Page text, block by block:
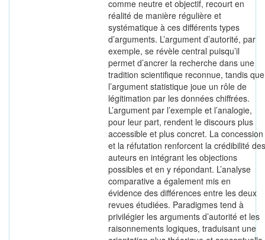
comme neutre et objectif, recourt en
réalité de manière régulière et
systématique à ces différents types
d’arguments. L’argument d’autorité, par
exemple, se révèle central puisqu’il
permet d’ancrer la recherche dans une
tradition scientifique reconnue, tandis que
l’argument statistique joue un rôle de
légitimation par les données chiffrées.
L’argument par l’exemple et l’analogie,
pour leur part, rendent le discours plus
accessible et plus concret. La concession
et la réfutation renforcent la crédibilité des
auteurs en intégrant les objections
possibles et en y répondant. L’analyse
comparative a également mis en
évidence des différences entre les deux
revues étudiées. Paradigmes tend à
privilégier les arguments d’autorité et les
raisonnements logiques, traduisant une